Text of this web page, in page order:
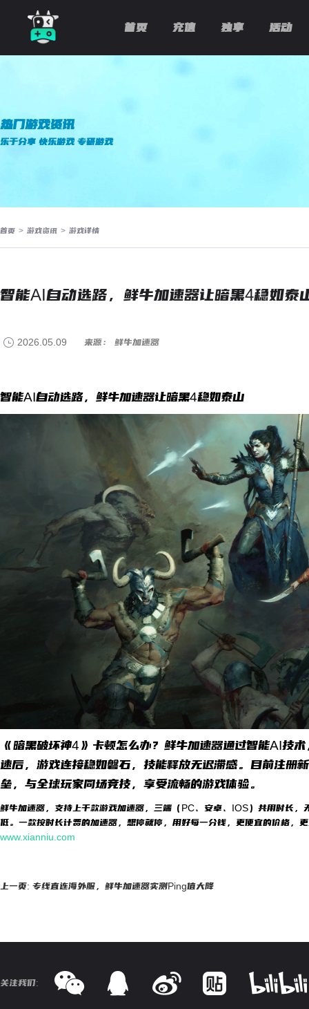
首页 充值 独享 活动
热门游戏资讯
乐于分享 快乐游戏 专研游戏
首页 > 游戏资讯 > 游戏详情
智能AI自动选路，鲜牛加速器让暗黑4稳如泰
2026.05.09 来源： 鲜牛加速器
智能AI自动选路，鲜牛加速器让暗黑4稳如泰山
《暗黑破坏神4》卡顿怎么办？鲜牛加速器通过智能AI技
速后，游戏连接稳如磐石，技能释放无迟滞感。目前注册
垒，与全球玩家同场竞技，享受流畅的游戏体验。
鲜牛加速器，支持上千款游戏加速器，三端（PC、安卓、IOS）共用时长
低。一款按时长计费的加速器，想停就停，用好每一分钱，更便宜的价格，
www.xianniu.com
上一页: 专线直连海外服，鲜牛加速器实测Ping值大降
关注我们: